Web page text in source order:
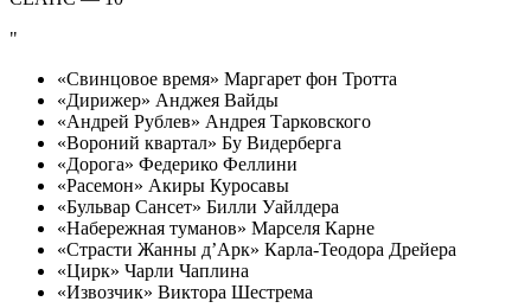
«Свинцовое время» Маргарет фон Тротта
«Дирижер» Анджея Вайды
«Андрей Рублев» Андрея Тарковского
«Вороний квартал» Бу Видерберга
«Дорога» Федерико Феллини
«Расемон» Акиры Куросавы
«Бульвар Сансет» Билли Уайлдера
«Набережная туманов» Марселя Карне
«Страсти Жанны д’Арк» Карла-Теодора Дрейера
«Цирк» Чарли Чаплина
«Извозчик» Виктора Шестрема